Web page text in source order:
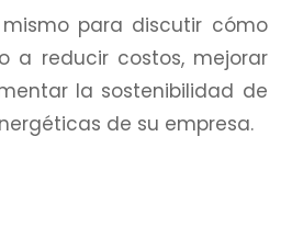
para discutir cómo
a reducir costos, mejorar
la sostenibilidad de
de su empresa.